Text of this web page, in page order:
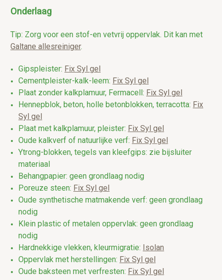
Onderlaag
Tip: Zorg voor een stof-en vetvrij oppervlak. Dit kan met
Galtane allesreiniger.
Gipspleister: Fix Syl gel
Cementpleister-kalk-leem: Fix Syl gel
Plaat zonder kalkplamuur, Fermacell: Fix Syl gel
Hennepblok, beton, holle betonblokken, terracotta: Fix
Syl gel
Plaat met kalkplamuur, pleister: Fix Syl gel
Oude kalkverf of natuurlijke verf: Fix Syl gel
Ytrong-blokken, tegels van kleefgips: zie bijsluiter
materiaal
Behangpapier: geen grondlaag nodig
Poreuze steen: Fix Syl gel
Oude synthetische matmakende verf: geen grondlaag
nodig
Klein plastic of metalen oppervlak: geen grondlaag
nodig
Hardnekkige vlekken, kleurmigratie: Isolan
Oppervlak met herstellingen: Fix Syl gel
Oude baksteen met verfresten: Fix Syl gel